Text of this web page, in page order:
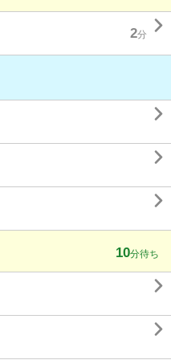
2分 



10分待ち

